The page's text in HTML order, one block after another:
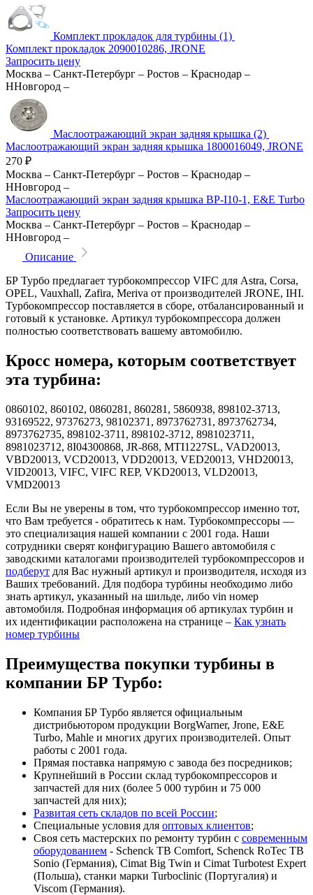
Комплект прокладок для турбины (1)
Комплект прокладок 2090010286, JRONE
Запросить цену
Москва – Санкт-Петербург – Ростов – Краснодар –
ННовгород –
Маслоотражающий экран задняя крышка (2)
Маслоотражающий экран задняя крышка 1800016049, JRONE
270 ₽
Москва – Санкт-Петербург – Ростов – Краснодар –
ННовгород –
Маслоотражающий экран задняя крышка BP-I10-1, E&E Turbo
Запросить цену
Москва – Санкт-Петербург – Ростов – Краснодар –
ННовгород –
Описание
БР Турбо предлагает турбокомпрессор VIFC для Astra, Corsa,
OPEL, Vauxhall, Zafira, Meriva от производителей JRONE, IHI.
Турбокомпрессор поставляется в сборе, отбалансированный и
готовый к установке. Артикул турбокомпрессора должен
полностью соответствовать вашему автомобилю.
Кросс номера, которым соответствует
эта турбина:
0860102, 860102, 0860281, 860281, 5860938, 898102-3713,
93169522, 97376273, 98102371, 8973762731, 8973762734,
8973762735, 898102-3711, 898102-3712, 8981023711,
8981023712, 8I04300868, JR-868, MTI1227SL, VAD20013,
VBD20013, VCD20013, VDD20013, VED20013, VHD20013,
VID20013, VIFC, VIFC REP, VKD20013, VLD20013,
VMD20013
Если Вы не уверены в том, что турбокомпрессор именно тот,
что Вам требуется - обратитесь к нам. Турбокомпрессоры —
это специализация нашей компании с 2001 года. Наши
сотрудники сверят конфигурацию Вашего автомобиля с
заводскими каталогами производителей турбокомпрессоров и
подберут для Вас нужный артикул и производителя, исходя из
Ваших требований. Для подбора турбины необходимо либо
знать артикул, указанный на шильде, либо vin номер
автомобиля. Подробная информация об артикулах турбин и
их идентификации расположена на странице – Как узнать
номер турбины
Преимущества покупки турбины в
компании БР Турбо:
Компания БР Турбо является официальным
дистрибьютором продукции BorgWarner, Jrone, E&E
Turbo, Mahle и многих других производителей. Опыт
работы с 2001 года.
Прямая поставка напрямую с завода без посредников;
Крупнейший в России склад турбокомпрессоров и
запчастей для них (более 5 000 турбин и 75 000
запчастей для них);
Развитая сеть складов по всей России;
Специальные условия для оптовых клиентов;
Своя сеть мастерских по ремонту турбин с современным
оборудованием - Schenck TB Comfort, Schenck RoTec TB
Sonio (Германия), Cimat Big Twin и Cimat Turbotest Expert
(Польша), станки марки Turboclinic (Португалия) и
Viscom (Германия).